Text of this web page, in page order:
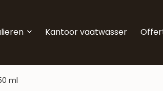
Kantoor vaatwasser
ml